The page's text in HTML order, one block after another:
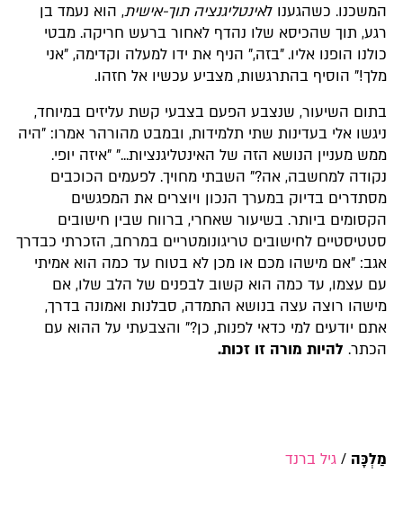
המשכנו. כשהגענו לאינטליגנציה תוך-אישית, הוא נעמד בן
רגע, תוך שהכיסא שלו נהדף לאחור ברעש חריקה. מבטי
כולנו הופנו אליו. "בזה," הניף את ידו למעלה וקדימה, "אני
מלך!" הוסיף בהתרגשות, מצביע עכשיו אל חזהו.
בתום השיעור, שנצבע הפעם בצבעי קשת עליזים במיוחד,
ניגשו אלי בעדינות שתי תלמידות, ובמבט מהורהר אמרו: "היה
ממש מעניין הנושא הזה של האינטליגנציות..." "איזה יופי.
נקודה למחשבה, אה?" השבתי מחויך. לפעמים הכוכבים
מסתדרים בדיוק במערך הנכון ויוצרים את המפגשים
הקסומים ביותר. בשיעור שאחרי, ברווח שבין חישובים
סטטיסטיים לחישובים טריגונומטריים במרחב, הזכרתי כבדרך
אגב: "אם מישהו מכם או מכן לא בטוח עד כמה הוא אמיתי
עם עצמו, עד כמה הוא קשוב לבפנים של הלב שלו, אם
מישהו רוצה עצה בנושא התמדה, סבלנות ואמונה בדרך,
אתם יודעים למי כדאי לפנות, כן?" והצבעתי על ההוא עם
הכתר. להיות מורה זו זכות.
מַלְכָּה / גיל ברנד